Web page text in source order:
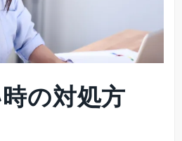
の対処方